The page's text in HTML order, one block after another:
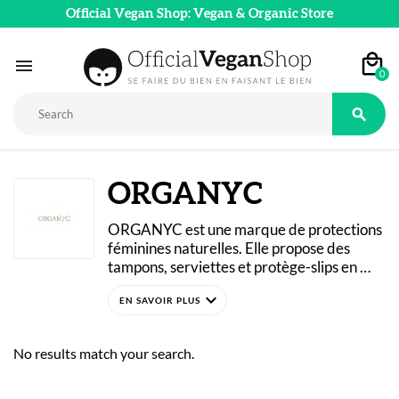
Official Vegan Shop: Vegan & Organic Store
 0

ORGANYC
ORGANYC est une marque de protections
féminines naturelles. Elle propose des
tampons, serviettes et protège-slips en
chimique pour préserver la santé et
synthétique, sans parfum, sans plastique,
expand_more
No results match your search.